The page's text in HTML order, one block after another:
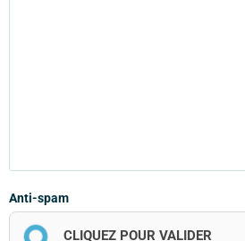
Anti-spam
CLIQUEZ POUR VALIDER